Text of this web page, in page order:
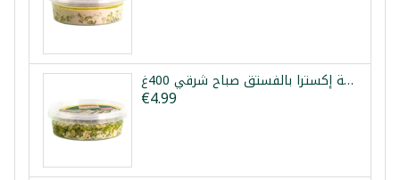
حلاوة طحينية إكسترا بالفستق صباح شرقي 400غ
€4.99